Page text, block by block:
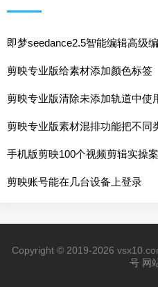
即梦seedance2.5智能编辑高级
剪映专业版给素材添加颜色标签
剪映专业版清除未添加轨道中使
剪映专业版素材混排功能把不同
手机版剪映100个视频剪辑实操
剪映账号能在几台设备上登录
Copyright © 2019-2026
号 网